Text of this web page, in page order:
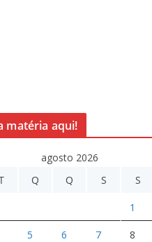
matéria aqui!
agosto 2026
Q Q S S
1
5 6 7 8